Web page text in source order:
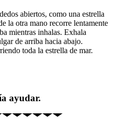
abiertos, como una estrella
la otra mano recorre lentamente
mientras inhalas. Exhala
de arriba hacia abajo.
toda la estrella de mar.
ayudar.